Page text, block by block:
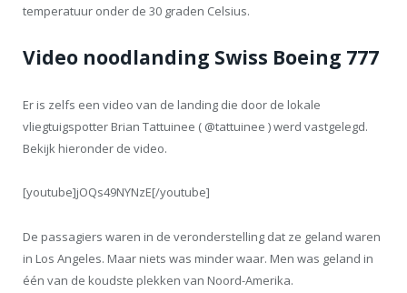
temperatuur onder de 30 graden Celsius.
Video noodlanding Swiss Boeing 777
Er is zelfs een video van de landing die door de lokale
vliegtuigspotter Brian Tattuinee ( @tattuinee ) werd vastgelegd.
Bekijk hieronder de video.
[youtube]jOQs49NYNzE[/youtube]
De passagiers waren in de veronderstelling dat ze geland waren
in Los Angeles. Maar niets was minder waar. Men was geland in
één van de koudste plekken van Noord-Amerika.